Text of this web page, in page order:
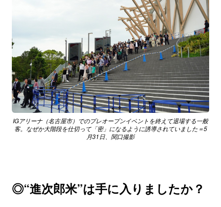
IGアリーナ（名古屋市）でのプレオープンイベントを終えて退場する一般
客。なぜか大階段を仕切って「密」になるように誘導されていました＝5
月31日、関口撮影
◎“進次郎米”は手に入りましたか？